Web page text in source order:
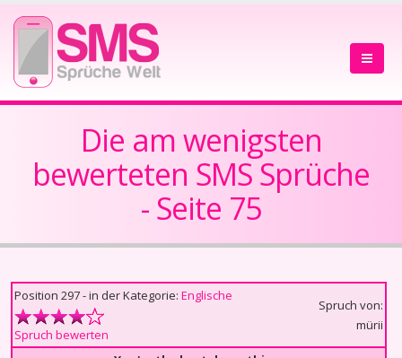
Die am wenigsten
bewerteten SMS Sprüche
- Seite 75
Position 297 - in der Kategorie: Englische
Spruch bewerten
Spruch von:
mürii